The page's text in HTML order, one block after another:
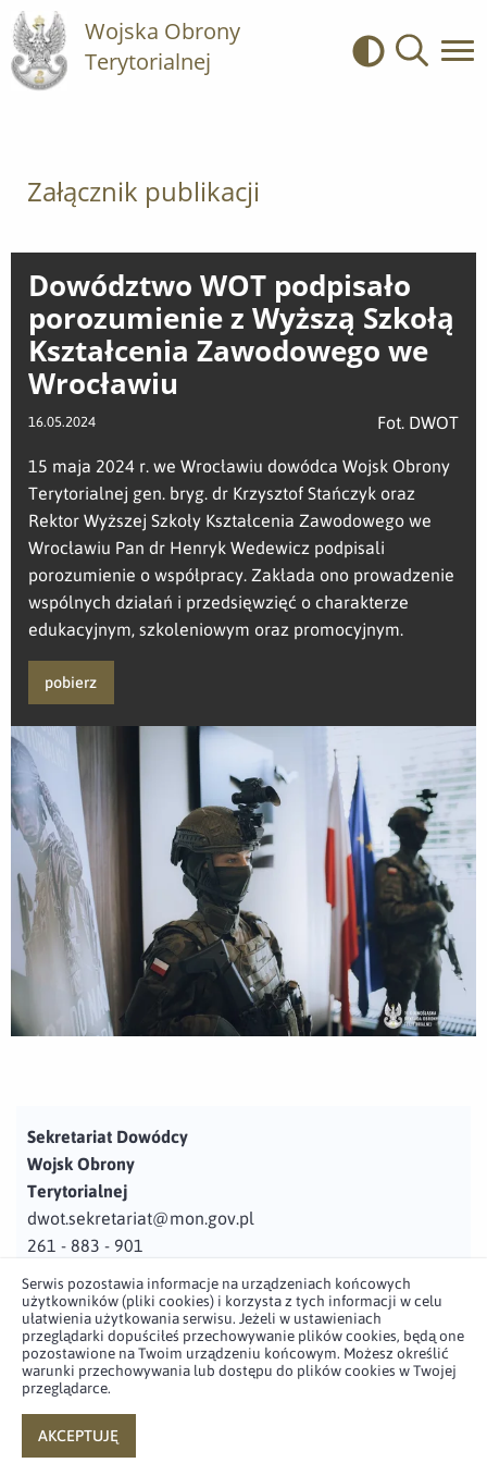
Wojska Obrony
Terytorialnej
Kontrast
Załącznik publikacji
Dowództwo WOT podpisało
porozumienie z Wyższą Szkołą
Kształcenia Zawodowego we
Wrocławiu
16.05.2024 Fot. DWOT
15 maja 2024 r. we Wrocławiu dowódca Wojsk Obrony
Terytorialnej gen. bryg. dr Krzysztof Stańczyk oraz
Rektor Wyższej Szkoły Kształcenia Zawodowego we
Wrocławiu Pan dr Henryk Wedewicz podpisali
porozumienie o współpracy. Zakłada ono prowadzenie
wspólnych działań i przedsięwzięć o charakterze
edukacyjnym, szkoleniowym oraz promocyjnym.
pobierz
Sekretariat Dowódcy
Wojsk Obrony
Terytorialnej
dwot.sekretariat@mon.gov.pl
261 - 883 - 901
Adres
ul. Juzistek 2
05-131 Zegrze
Profil użytkownika w serwisie
Profil użytkownika w serwisie
Serwis pozostawia informacje na urządzeniach końcowych
użytkowników (pliki cookies) i korzysta z tych informacji w celu
ułatwienia użytkowania serwisu. Jeżeli w ustawieniach
przeglądarki dopuściłeś przechowywanie plików cookies, będą one
pozostawione na Twoim urządzeniu końcowym. Możesz określić
warunki przechowywania lub dostępu do plików cookies w Twojej
przeglądarce.
AKCEPTUJĘ